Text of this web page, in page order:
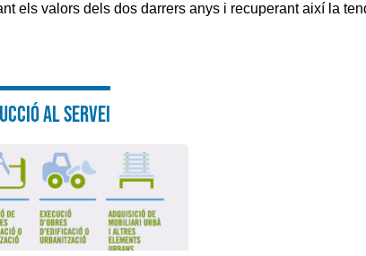
els valors dels dos darrers anys i recuperant així la
AL SERVEI